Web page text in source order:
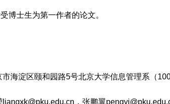
博士生为第一作者的论文。
海淀区颐和园路5号北京大学信息管理系（
liangxk@pku.edu.cn，张鹏翼